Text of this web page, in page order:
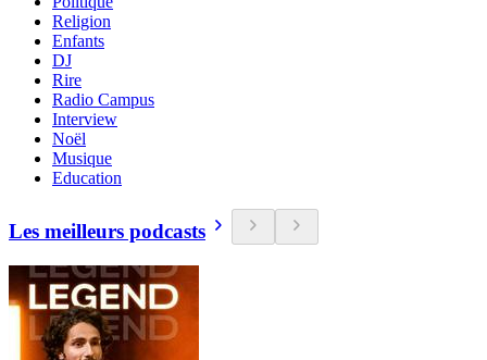
Religion
Enfants
DJ
Rire
Radio Campus
Interview
Noël
Musique
Education
Les meilleurs podcasts